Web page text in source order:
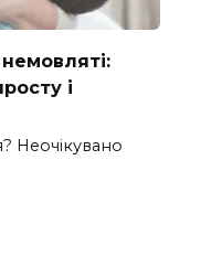
і
Неочікувано